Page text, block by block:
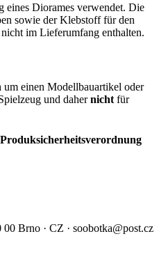
Diorames verwendet. Die
sowie der Klebstoff für den
im Lieferumfang enthalten.
einen Modellbauartikel oder
und dahernicht für
Brno · CZ · soobotka@post.cz